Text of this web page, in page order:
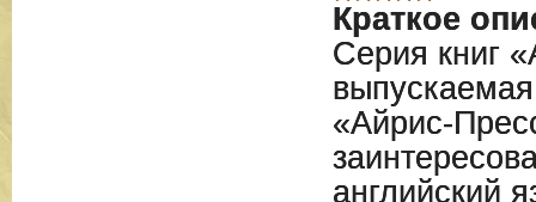
Краткое
Серия книг
«Айрис-
английский